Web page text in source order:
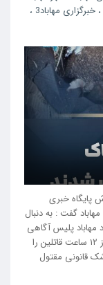
، خبرگزاری مهاباد3 ،
پایگاه خبری
مهاباد گفت : به دنبال
پلیس آگاهی
وارد عمل شده و با استفاده از روش های نوین در کمتر از ۱۲ ساعت قاتلین را
قانونی مقتول